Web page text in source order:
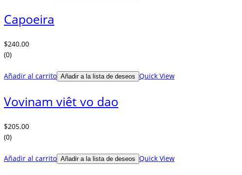
Capoeira
$240.00
(0)
Añadir al carrito Añadir a la lista de deseos Quick View
Vovinam viêt vo dao
$205.00
(0)
Añadir al carrito Añadir a la lista de deseos Quick View